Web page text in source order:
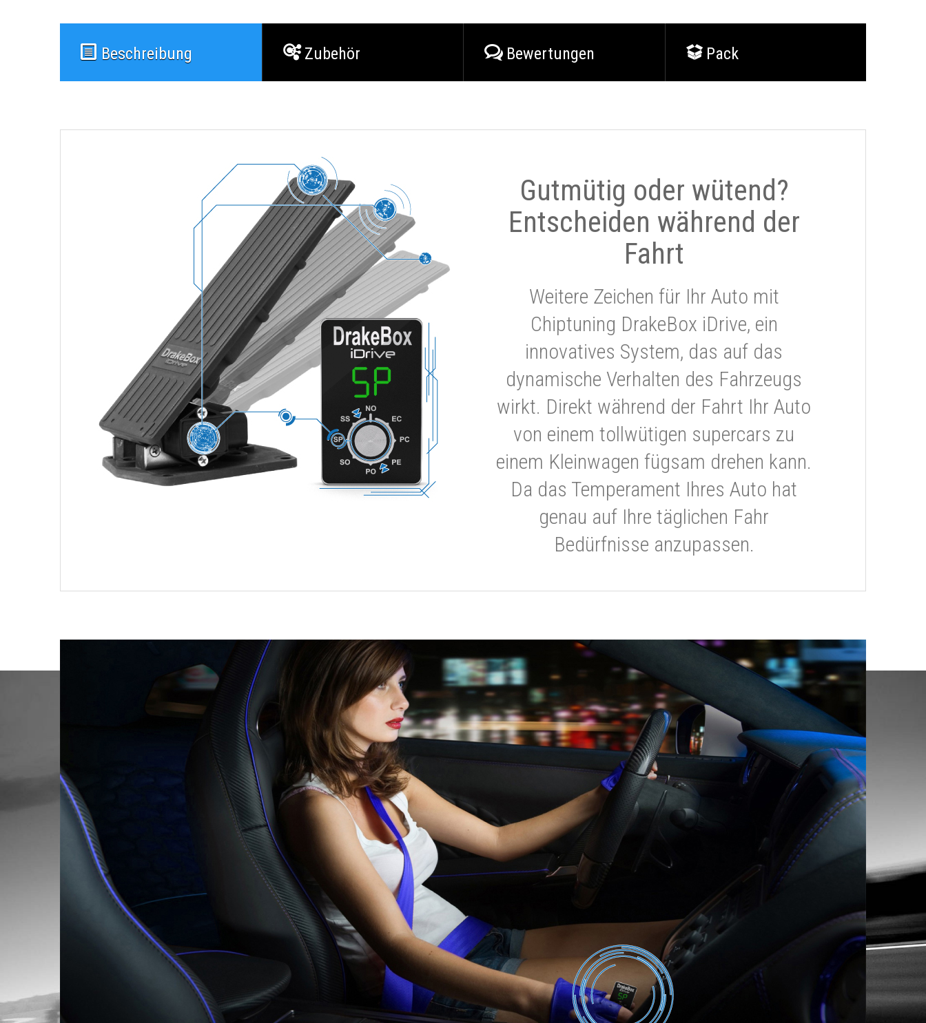
Beschreibung Zubehör Bewertungen Pack
Gutmütig oder wütend?
Entscheiden während der
Fahrt
Weitere Zeichen für Ihr Auto mit
Chiptuning DrakeBox iDrive, ein
innovatives System, das auf das
dynamische Verhalten des Fahrzeugs
wirkt. Direkt während der Fahrt Ihr Auto
von einem tollwütigen supercars zu
einem Kleinwagen fügsam drehen kann.
Da das Temperament Ihres Auto hat
genau auf Ihre täglichen Fahr
Bedürfnisse anzupassen.